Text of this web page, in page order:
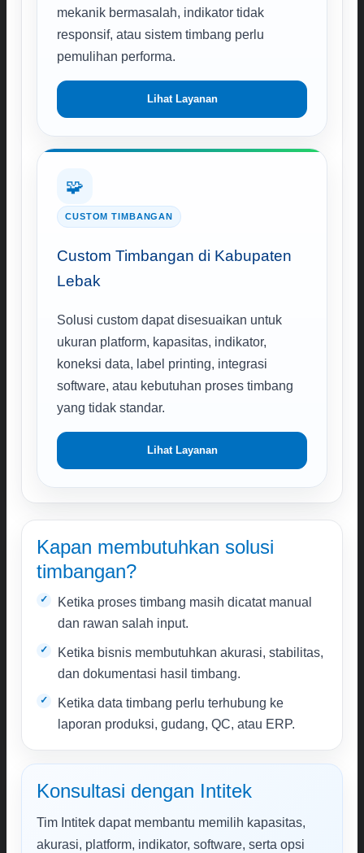
mekanik bermasalah, indikator tidak
responsif, atau sistem timbang perlu
pemulihan performa.
Lihat Layanan
🧩
CUSTOM TIMBANGAN
Custom Timbangan di Kabupaten
Lebak
Solusi custom dapat disesuaikan untuk
ukuran platform, kapasitas, indikator,
koneksi data, label printing, integrasi
software, atau kebutuhan proses timbang
yang tidak standar.
Lihat Layanan
Kapan membutuhkan solusi
timbangan?
Ketika proses timbang masih dicatat manual
dan rawan salah input.
Ketika bisnis membutuhkan akurasi, stabilitas,
dan dokumentasi hasil timbang.
Ketika data timbang perlu terhubung ke
laporan produksi, gudang, QC, atau ERP.
Konsultasi dengan Intitek
Tim Intitek dapat membantu memilih kapasitas,
akurasi, platform, indikator, software, serta opsi